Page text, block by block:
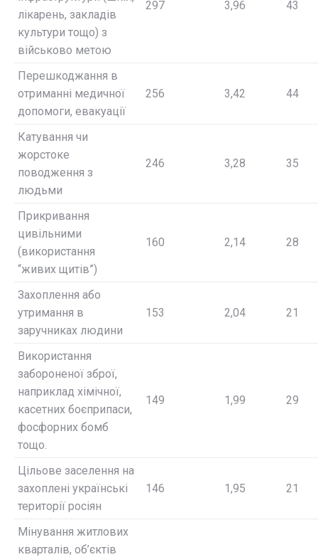
лікарень, закладів
культури тощо) з
військово метою
297 3,96 43
Перешкоджання в
отриманні медичної
допомоги, евакуації
256 3,42 44
Катування чи
жорстоке
поводження з
людьми
246 3,28 35
Прикривання
цивільними
(використання
“живих щитів”)
160 2,14 28
Захоплення або
утримання в
заручниках людини
153 2,04 21
Використання
забороненої зброї,
наприклад хімічної,
касетних боєприпаси,
фосфорних бомб
тощо.
149 1,99 29
Цільове заселення на
захоплені українські
території росіян
146 1,95 21
Мінування житлових
кварталів, об’єктів